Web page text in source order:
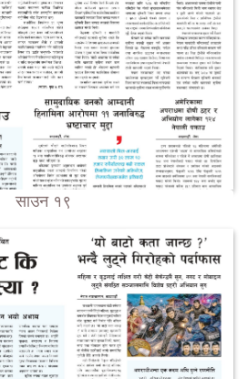
साउन १९